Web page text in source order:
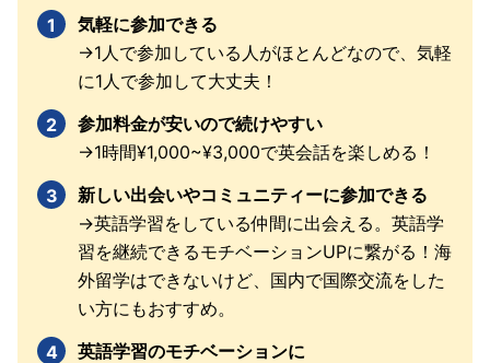
気軽に参加できる
→1人で参加している人がほとんどなので、気軽
に1人で参加して大丈夫！
参加料金が安いので続けやすい
→1時間¥1,000~¥3,000で英会話を楽しめる！
新しい出会いやコミュニティーに参加できる
→英語学習をしている仲間に出会える。英語学
習を継続できるモチベーションUPに繋がる！海
外留学はできないけど、国内で国際交流をした
い方にもおすすめ。
英語学習のモチベーションに